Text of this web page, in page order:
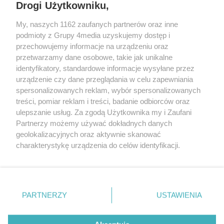
Redakcja Reklama Prywatność
Praca Łódź
the:protocol
Facebook.com
Youtube.com
Drogi Użytkowniku,
My, naszych 1162 zaufanych partnerów oraz inne
podmioty z Grupy 4media uzyskujemy dostęp i
przechowujemy informacje na urządzeniu oraz
przetwarzamy dane osobowe, takie jak unikalne
identyfikatory, standardowe informacje wysyłane przez
urządzenie czy dane przeglądania w celu zapewniania
spersonalizowanych reklam, wybór spersonalizowanych
treści, pomiar reklam i treści, badanie odbiorców oraz
ulepszanie usług. Za zgodą Użytkownika my i Zaufani
Partnerzy możemy używać dokładnych danych
geolokalizacyjnych oraz aktywnie skanować
charakterystykę urządzenia do celów identyfikacji.
zmienić/wycofać klikając przycisk ustawień prywatności
znajdujący się w lewym dolnym rogu strony
. Niektóre
użytkownika, ale masz prawo sprzeciwić się takiemu
PARTNERZY USTAWIENIA